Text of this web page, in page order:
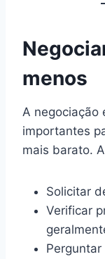
menos
A negociação
importantes
mais barato.
Solicitar
Verificar